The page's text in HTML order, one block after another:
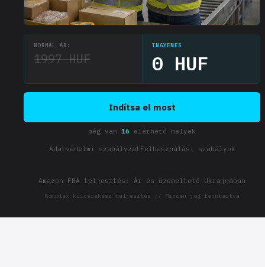
NORMÁL ÁR:
1997 HUF
INGYENES
0 HUF
Indítsa el most
még van 16 elérhető helyek
Adatvédelmi szabályzatFelhasználási szabályok
Amazon FBA teljesítés: Ár és üzemeltető Ukrajnában
Komplex kulcsrakész teljesítés // Minden jog fenntartva